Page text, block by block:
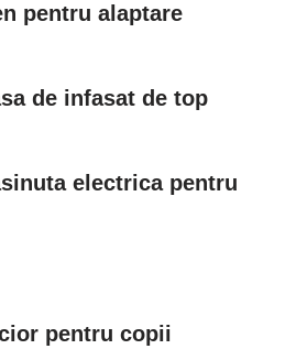
pentru alaptare
de infasat de top
electrica pentru
pentru copii